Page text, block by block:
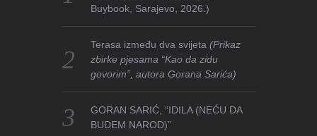
Buybook, Sarajevo, 2026.)
Terasa između dva svijeta(Prikaz
zbirke pjesama “Kao da zidu
govorim”, autora Gorana Sarića)
GORAN SARIĆ, “IDILA (NEĆU DA
BUDEM NAROD)”